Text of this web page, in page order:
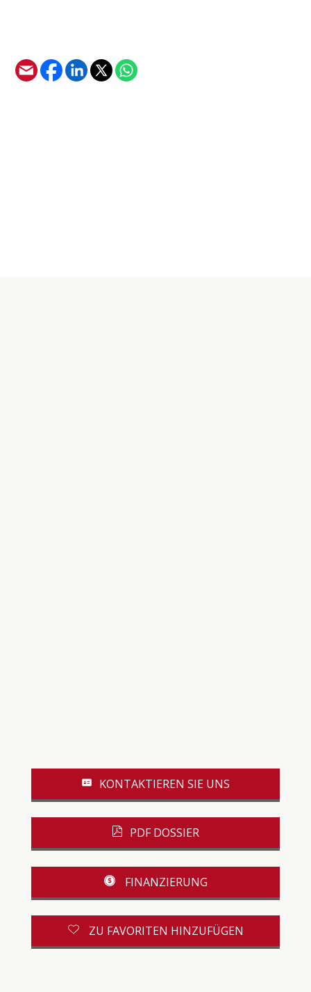
KONTAKTIEREN SIE UNS
PDF DOSSIER
FINANZIERUNG
ZU FAVORITEN HINZUFÜGEN